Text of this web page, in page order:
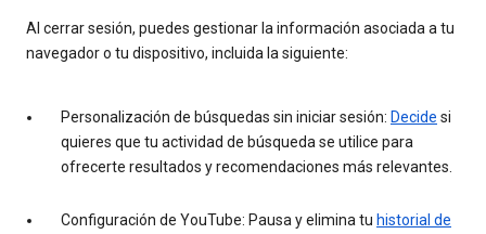
Al cerrar sesión, puedes gestionar la información asociada a tu
navegador o tu dispositivo, incluida la siguiente:
Personalización de búsquedas sin iniciar sesión: Decide si
quieres que tu actividad de búsqueda se utilice para
ofrecerte resultados y recomendaciones más relevantes.
Configuración de YouTube: Pausa y elimina tu historial de